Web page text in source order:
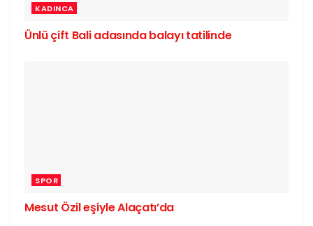
KADINCA
Ünlü çift Bali adasında balayı tatilinde
SPOR
Mesut Özil eşiyle Alaçatı’da